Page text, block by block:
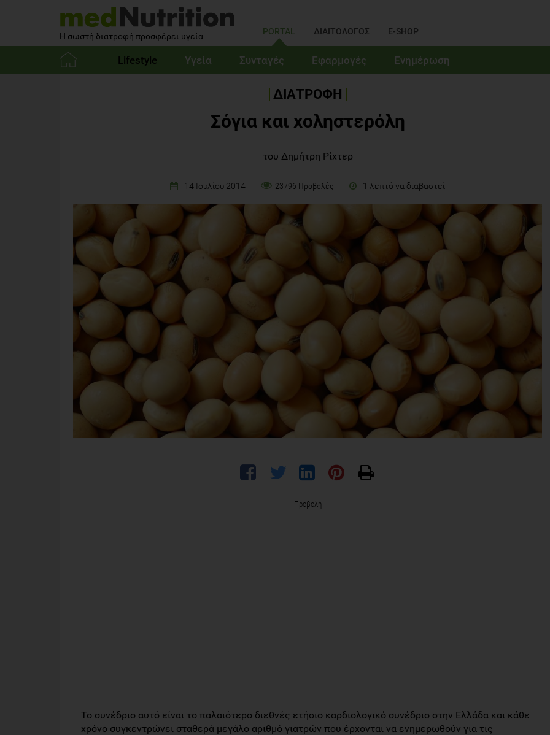
Η σωστή διατροφή προσφέρει υγεία PORTAL ΔΙΑΙΤΟΛΟΓΟΣ E-SHOP
Lifestyle Υγεία Συνταγές Εφαρμογές Ενημέρωση
ΔΙΑΤΡΟΦΗ
Σόγια και χοληστερόλη
του Δημήτρη Ρίχτερ
14 Ιουλίου 2014 23796 Προβολές 1 λεπτό να διαβαστεί
Προβολή
Το συνέδριο αυτό είναι το παλαιότερο διεθνές ετήσιο καρδιολογικό συνέδριο στην Ελλάδα και κάθε
χρόνο συγκεντρώνει σταθερά μεγάλο αριθμό γιατρών που έρχονται να ενημερωθούν για τις